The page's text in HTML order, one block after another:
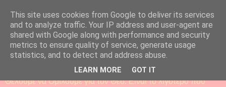
Θέλουμε να Ομιλούμε για τον Θεό. Είναι το λιγότερο που
This site uses cookies from Google to deliver its services
and to analyze traffic. Your IP address and user-agent are
shared with Google along with performance and security
metrics to ensure quality of service, generate usage
statistics, and to detect and address abuse.
LEARN MORE GOT IT